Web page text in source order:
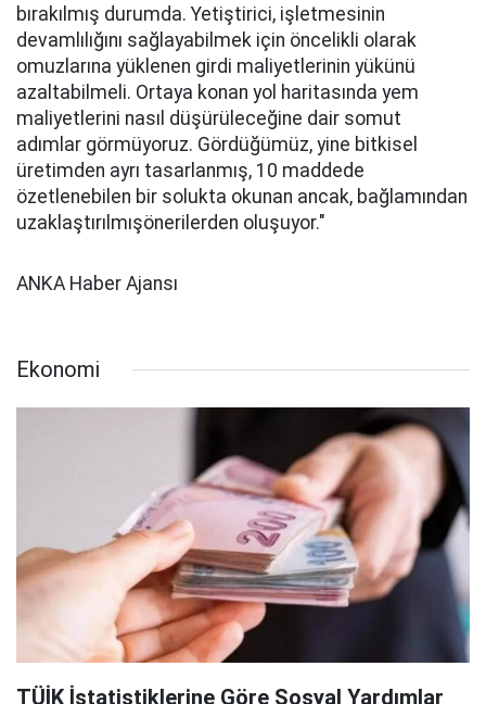
bırakılmış durumda. Yetiştirici, işletmesinin
devamlılığını sağlayabilmek için öncelikli olarak
omuzlarına yüklenen girdi maliyetlerinin yükünü
azaltabilmeli. Ortaya konan yol haritasında yem
maliyetlerini nasıl düşürüleceğine dair somut
adımlar görmüyoruz. Gördüğümüz, yine bitkisel
üretimden ayrı tasarlanmış, 10 maddede
özetlenebilen bir solukta okunan ancak, bağlamından
uzaklaştırılmışönerilerden oluşuyor."
ANKA Haber Ajansı
Ekonomi
TÜİK İstatistiklerine Göre Sosyal Yardımlar